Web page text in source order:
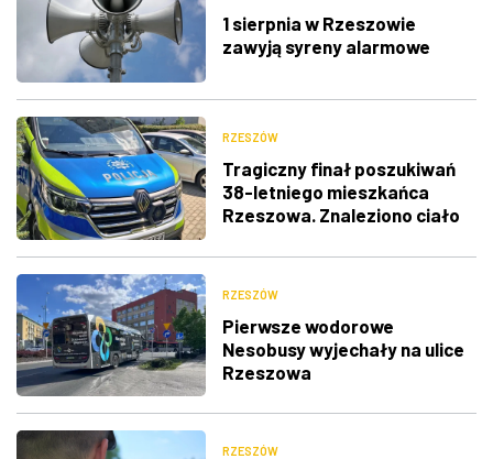
1 sierpnia w Rzeszowie
zawyją syreny alarmowe
RZESZÓW
Tragiczny finał poszukiwań
38-letniego mieszkańca
Rzeszowa. Znaleziono ciało
RZESZÓW
Pierwsze wodorowe
Nesobusy wyjechały na ulice
Rzeszowa
RZESZÓW